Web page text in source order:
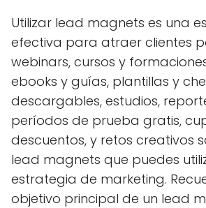
Utilizar lead magnets es una
efectiva para atraer clientes
webinars, cursos y
ebooks y guías, plantillas y
descargables, estudios,
períodos de prueba gratis,
descuentos, y retos creativos
lead magnets que puedes
estrategia de marketing.
objetivo principal de un lead